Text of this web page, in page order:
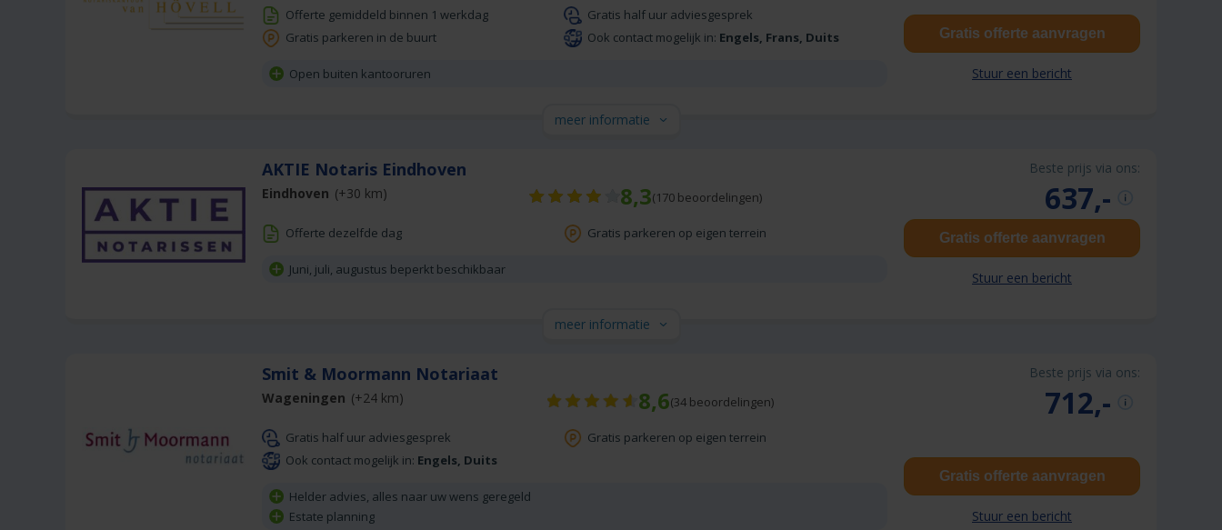
Offerte gemiddeld binnen 1 werkdag
Gratis half uur adviesgesprek
Gratis parkeren in de buurt
Ook contact mogelijk in: Engels, Frans, Duits
Open buiten kantooruren
Gratis offerte aanvragen
Stuur een bericht
meer informatie
Beste prijs via ons:
637,-
AKTIE Notaris Eindhoven
8,3(170 beoordelingen)
Eindhoven (+30 km)
Offerte dezelfde dag Gratis parkeren op eigen terrein
Juni, juli, augustus beperkt beschikbaar
Gratis offerte aanvragen
Stuur een bericht
meer informatie
Beste prijs via ons:
712,-
Smit & Moormann Notariaat
8,6(34beoordelingen)
Wageningen (+24 km)
Gratis half uur adviesgesprek
Gratis parkeren op eigen terrein
Ook contact mogelijk in: Engels, Duits
Helder advies, alles naar uw wens geregeld
Estate planning
Gratis offerte aanvragen
Stuur een bericht